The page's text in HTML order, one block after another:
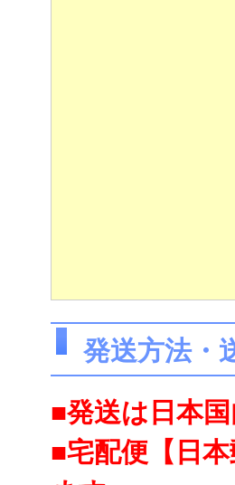
発送方法・
■発送は日本
■宅配便【日